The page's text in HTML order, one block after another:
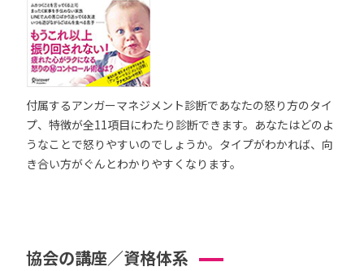
付属するアンガーマネジメント診断であなたの怒り方のタイ
プ、特徴が全11項目にわたり診断できます。あなたはどのよ
うなことで怒りやすいのでしょうか。タイプがわかれば、向
き合い方がぐんとわかりやすくなります。
協会の講座／資格体系